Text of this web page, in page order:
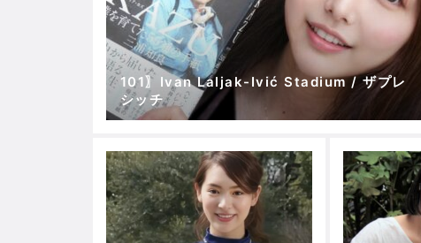
101〗Ivan Laljak-Ivić Stadium / ザプレ
シッチ